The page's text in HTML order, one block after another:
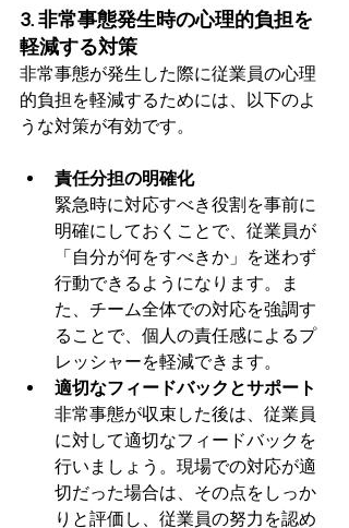
3. 非常事態発生時の心理的負担を
軽減する対策
非常事態が発生した際に従業員の心理
的負担を軽減するためには、以下のよ
うな対策が有効です。
責任分担の明確化
緊急時に対応すべき役割を事前に
明確にしておくことで、従業員が
「自分が何をすべきか」を迷わず
行動できるようになります。ま
た、チーム全体での対応を強調す
ることで、個人の責任感によるプ
レッシャーを軽減できます。
適切なフィードバックとサポート
非常事態が収束した後は、従業員
に対して適切なフィードバックを
行いましょう。現場での対応が適
切だった場合は、その点をしっか
りと評価し、従業員の努力を認め